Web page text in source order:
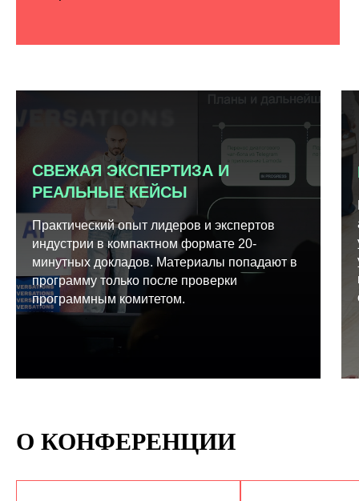
СВЕЖАЯ ЭКСПЕРТИЗА И
РЕАЛЬНЫЕ КЕЙСЫ
Практический опыт лидеров и экспертов
индустрии в компактном формате 20-
минутных докладов. Материалы попадают в
программу только после проверки
программным комитетом.
О КОНФЕРЕНЦИИ